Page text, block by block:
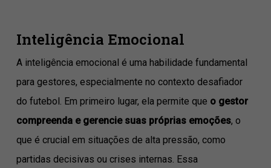
Inteligência Emocional
A inteligência emocional é uma habilidade fundamental
para gestores, especialmente no contexto desafiador
do futebol. Em primeiro lugar, ela permite que o gestor
compreenda e gerencie suas próprias emoções, o
que é crucial em situações de alta pressão, como
partidas decisivas ou crises internas. Essa